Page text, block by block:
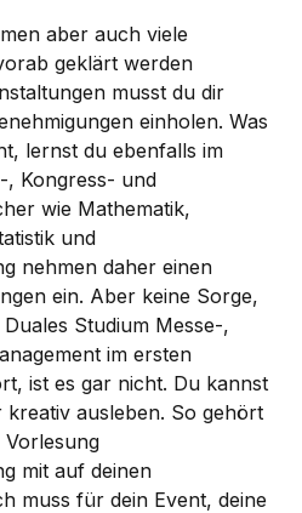
aber auch viele
geklärt werden
musst du dir
einholen. Was
lernst du ebenfalls im
, Kongress- und
wie Mathematik,
und
nehmen daher einen
ein. Aber keine Sorge,
Studium Messe-,
im ersten
ist es gar nicht. Du kannst
ausleben. So gehört
Vorlesung
mit auf deinen
muss für dein Event, deine